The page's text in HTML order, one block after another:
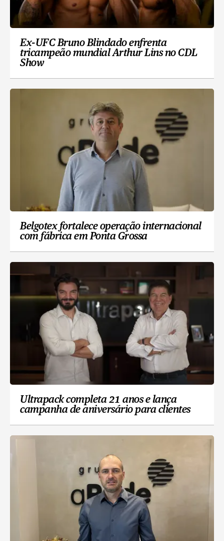
Ex-UFC Bruno Blindado enfrenta
tricampeão mundial Arthur Lins no CDL
Show
Belgotex fortalece operação internacional
com fábrica em Ponta Grossa
Ultrapack completa 21 anos e lança
campanha de aniversário para clientes